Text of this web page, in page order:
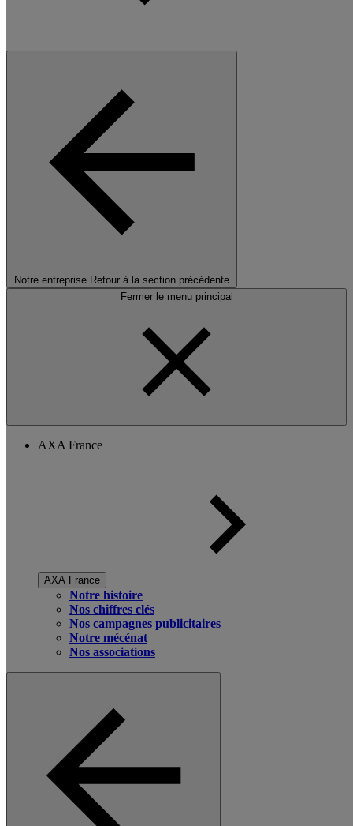
Notre entreprise Retour à la section précédente
Fermer le menu principal
AXA France
AXA France
Notre histoire
Nos chiffres clés
Nos campagnes publicitaires
Notre mécénat
Nos associations